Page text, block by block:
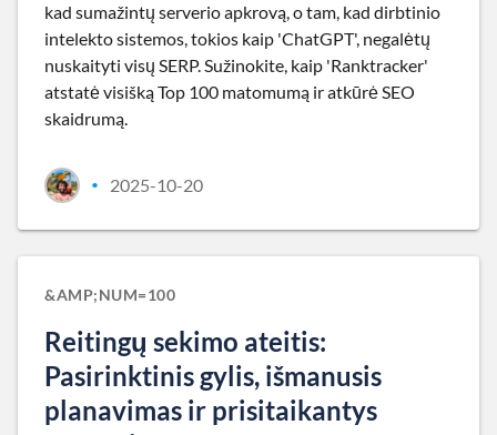
kad sumažintų serverio apkrovą, o tam, kad dirbtinio
intelekto sistemos, tokios kaip 'ChatGPT', negalėtų
nuskaityti visų SERP. Sužinokite, kaip 'Ranktracker'
atstatė visišką Top 100 matomumą ir atkūrė SEO
skaidrumą.
• 2025-10-20
&AMP;NUM=100
Reitingų sekimo ateitis:
Pasirinktinis gylis, išmanusis
planavimas ir prisitaikantys